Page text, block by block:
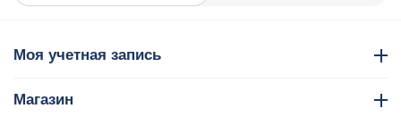
Моя учетная запись
Магазин